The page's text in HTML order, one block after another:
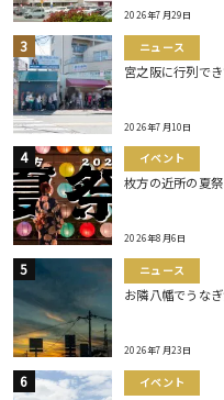
2026年7月29日
ニュース
宮之阪に行列で
2026年7月10日
イベント
枚方の近所の夏
2026年8月6日
ニュース
お隣八幡でうな
2026年7月23日
イベント